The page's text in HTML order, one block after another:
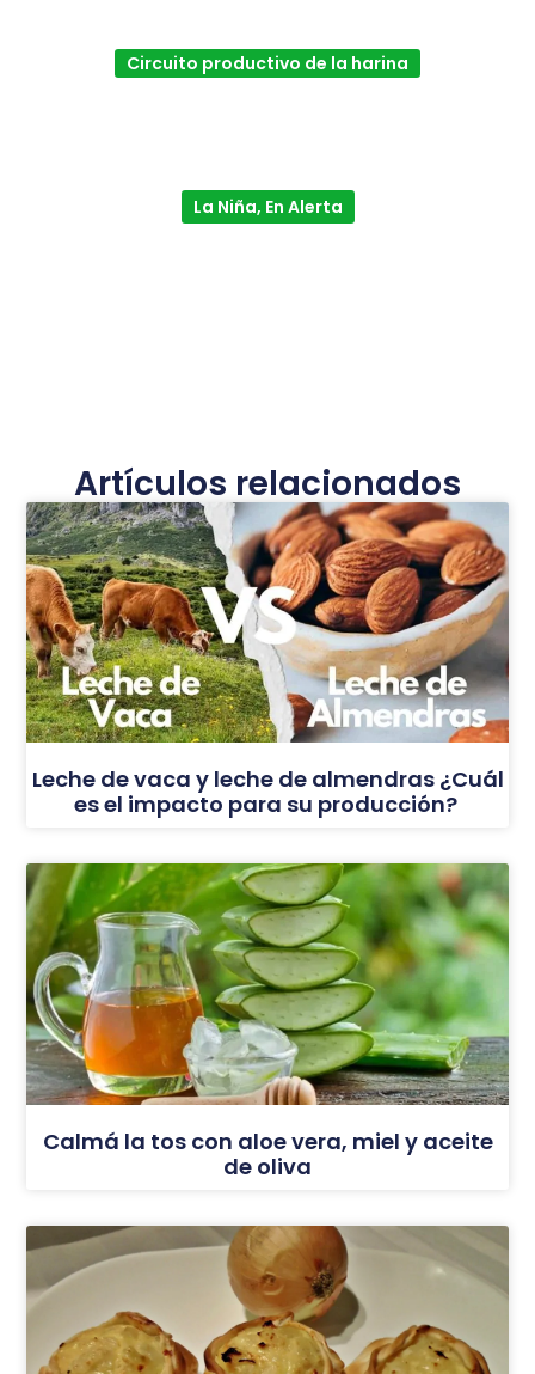
Circuito productivo de la harina
La Niña, En Alerta
Artículos relacionados
Leche de vaca y leche de almendras ¿Cuál
es el impacto para su producción?
Calmá la tos con aloe vera, miel y aceite
de oliva